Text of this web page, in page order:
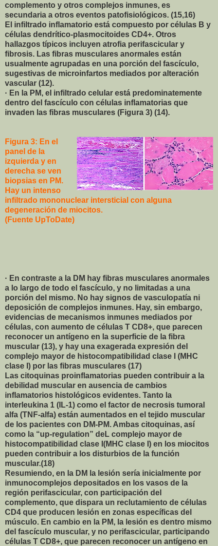
complemento y otros complejos inmunes, es
secundaria a otros eventos patofisiológicos. (15,16)
El infiltrado inflamatorio está compuesto por células B y
células dendrítico-plasmocitoides CD4+. Otros
hallazgos típicos incluyen atrofia perifascicular y
fibrosis. Las fibras musculares anormales están
usualmente agrupadas en una porción del fascículo,
sugestivas de microinfartos mediados por alteración
vascular (12).
· En la PM, el infiltrado celular está predominatemente
dentro del fascículo con células inflamatorias que
invaden las fibras musculares (Figura 3) (14).
Figura 3: En el
panel de la
izquierda y en
derecha se ven
biopsias en PM.
Hay un intenso
infiltrado mononuclear intersticial con alguna
degeneración de miocitos.
(Fuente UpToDate)
· En contraste a la DM hay fibras musculares anormales
a lo largo de todo el fascículo, y no limitadas a una
porción del mismo. No hay signos de vasculopatía ni
deposición de complejos inmunes. Hay, sin embargo,
evidencias de mecanismos inmunes mediados por
células, con aumento de células T CD8+, que parecen
reconocer un antígeno en la superficie de la fibra
muscular (13), y hay una exagerada expresión del
complejo mayor de histocompatibilidad clase I (MHC
clase I) por las fibras musculares (17)
Las citoquinas proinflamatorias pueden contribuir a la
debilidad muscular en ausencia de cambios
inflamatorios histológicos evidentes. Tanto la
interleukina 1 (IL-1) como el factor de necrosis tumoral
alfa (TNF-alfa) están aumentados en el tejido muscular
de los pacientes con DM-PM. Ambas citoquinas, así
como la “up-regulation” deL complejo mayor de
histocompatibilidad clase I(MHC clase I) en los miocitos
pueden contribuir a los disturbios de la función
muscular.(18)
Resumiendo, en la DM la lesión sería inicialmente por
inmunocomplejos depositados en los vasos de la
región perifascicular, con participación del
complemento, que dispara un reclutamiento de células
CD4 que producen lesión en zonas específicas del
músculo. En cambio en la PM, la lesión es dentro mismo
del fascículo muscular, y no perifascicular, participando
células T CD8+, que parecen reconocer un antígeno en